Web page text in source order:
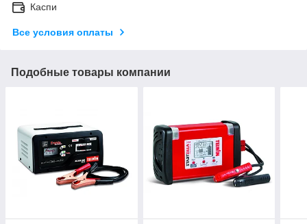
Каспи
Все условия оплаты
Подобные товары компании